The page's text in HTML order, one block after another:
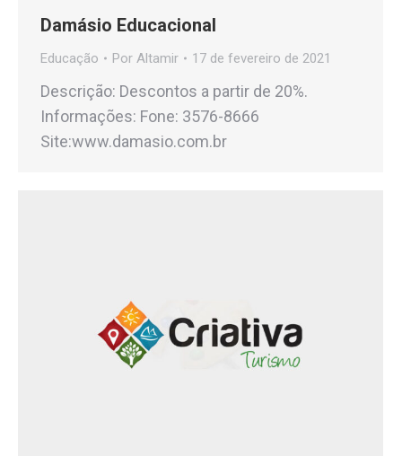
Damásio Educacional
Educação Por Altamir 17 de fevereiro de 2021
Descrição: Descontos a partir de 20%.
Informações: Fone: 3576-8666
Site:www.damasio.com.br